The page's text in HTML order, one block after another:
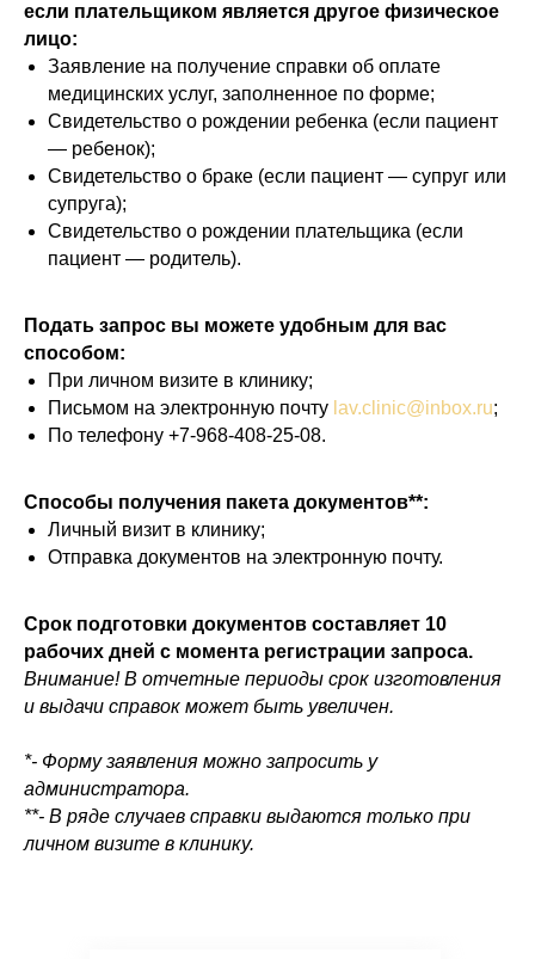
если плательщиком является другое физическое
лицо:
Заявление на получение справки об оплате
медицинских услуг, заполненное по форме;
Свидетельство о рождении ребенка (если пациент
— ребенок);
Свидетельство о браке (если пациент — супруг или
супруга);
Свидетельство о рождении плательщика (если
пациент — родитель).
Подать запрос вы можете удобным для вас
способом:
При личном визите в клинику;
Письмом на электронную почту lav.clinic@inbox.ru;
По телефону +7-968-408-25-08.
Способы получения пакета документов**:
Личный визит в клинику;
Отправка документов на электронную почту.
Срок подготовки документов составляет 10
рабочих дней с момента регистрации запроса.
Внимание! В отчетные периоды срок изготовления
и выдачи справок может быть увеличен.
*- Форму заявления можно запросить у
администратора.
**- В ряде случаев справки выдаются только при
личном визите в клинику.